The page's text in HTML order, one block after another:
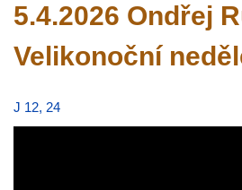
5.4.2026 Ondřej
Velikonoční
J 12, 24